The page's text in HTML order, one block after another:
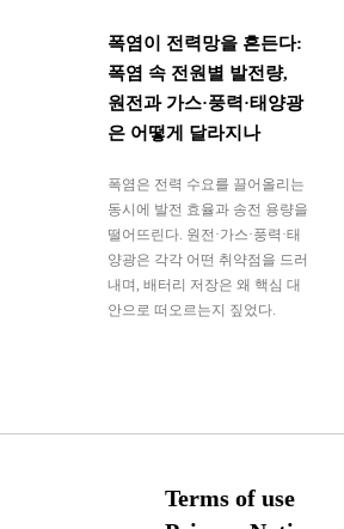
폭염이 전력망을 흔든다:
폭염 속 전원별 발전량,
원전과 가스·풍력·태양광
은 어떻게 달라지나
폭염은 전력 수요를 끌어올리는
동시에 발전 효율과 송전 용량을
떨어뜨린다. 원전·가스·풍력·태
양광은 각각 어떤 취약점을 드러
내며, 배터리 저장은 왜 핵심 대
안으로 떠오르는지 짚었다.
Terms of use